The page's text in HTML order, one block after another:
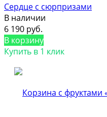
Сердце с сюрпризами
В наличии
6 190 руб.
В корзину
Купить в 1 клик